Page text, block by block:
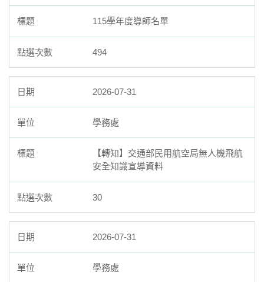
115學年度導師名單
494
2026-07-31
學務處
【轉知】交通部民用航空局無人機飛航
安全知識宣導資料
30
2026-07-31
學務處